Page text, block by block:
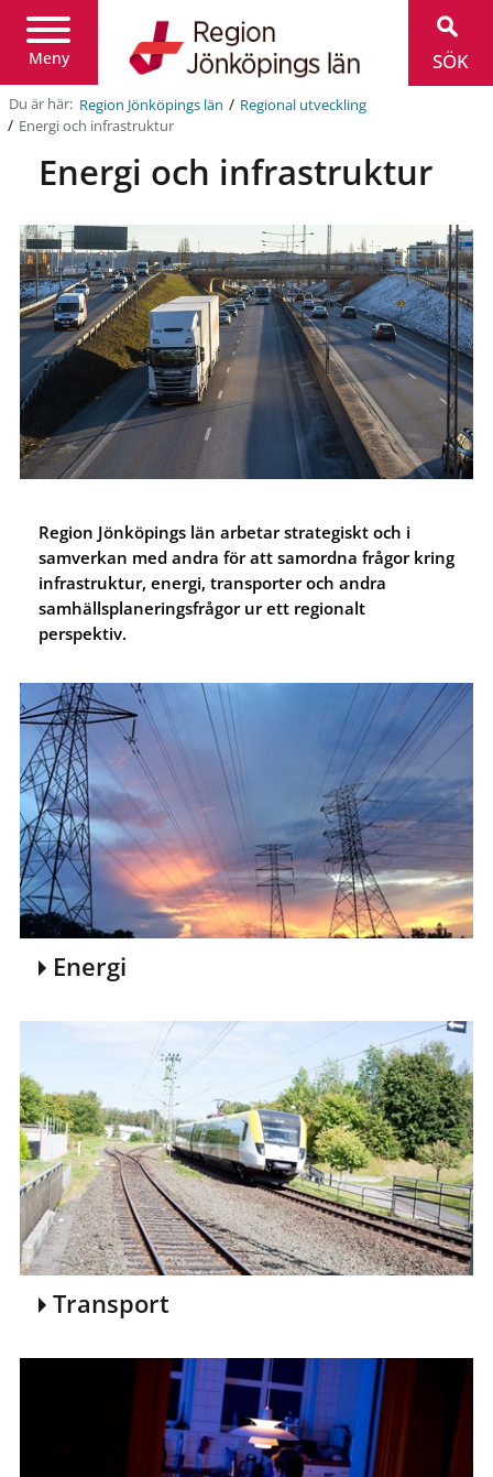
Meny
Jönköpings
län
SÖK
Du är här: Region Jönköpings län / Regional utveckling
/ Energi och infrastruktur
Energi och infrastruktur
Region Jönköpings län arbetar strategiskt och i
samverkan med andra för att samordna frågor kring
infrastruktur, energi, transporter och andra
samhällsplaneringsfrågor ur ett regionalt
perspektiv.
Energi
Transport